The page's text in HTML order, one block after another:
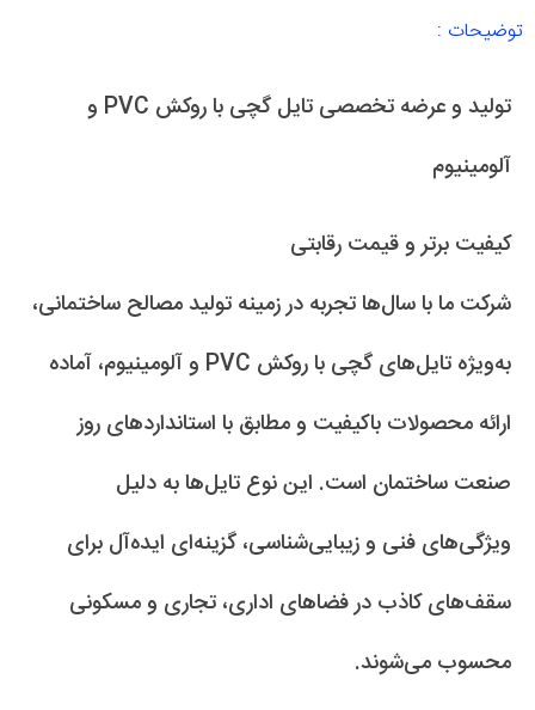
توضیحات :
تولید و عرضه تخصصی تایل گچی با روکش PVC و
آلومینیوم
کیفیت برتر و قیمت رقابتی
شرکت ما با سال‌ها تجربه در زمینه تولید مصالح ساختمانی،
به‌ویژه تایل‌های گچی با روکش PVC و آلومینیوم، آماده
ارائه محصولات باکیفیت و مطابق با استانداردهای روز
صنعت ساختمان است. این نوع تایل‌ها به دلیل
ویژگی‌های فنی و زیبایی‌شناسی، گزینه‌ای ایده‌آل برای
سقف‌های کاذب در فضاهای اداری، تجاری و مسکونی
محسوب می‌شوند.